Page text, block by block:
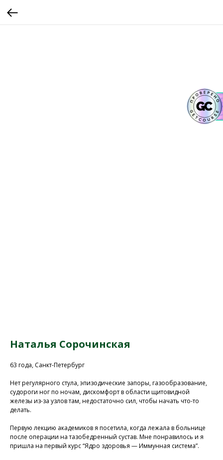
Наталья Сорочинская
63 года, Санкт-Петербург
Нет регулярного стула, эпизодические запоры, газообразование,
судороги ног по ночам, дискомфорт в области щитовидной
железы из-за узлов там, недостаточно сил, чтобы начать что-то
делать.
Первую лекцию академиков я посетила, когда лежала в больнице
после операции на тазобедренный сустав. Мне понравилось и я
пришла на первый курс “Ядро здоровья — Иммунная система”.